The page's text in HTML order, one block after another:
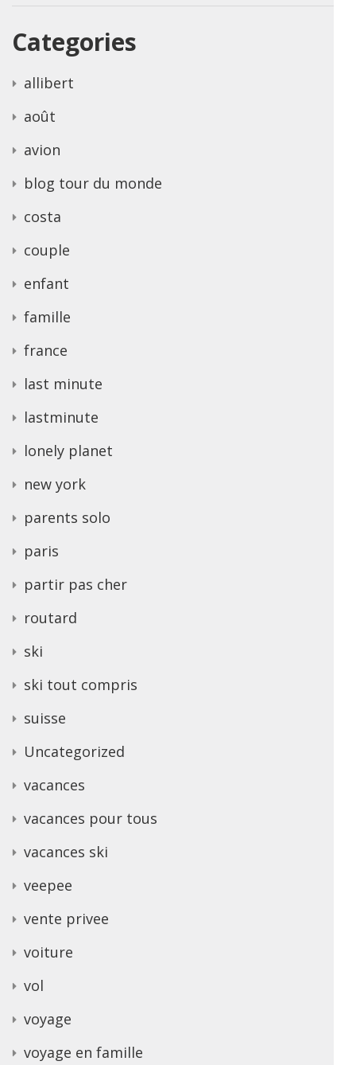
Categories
allibert
août
avion
blog tour du monde
costa
couple
enfant
famille
france
last minute
lastminute
lonely planet
new york
parents solo
paris
partir pas cher
routard
ski
ski tout compris
suisse
Uncategorized
vacances
vacances pour tous
vacances ski
veepee
vente privee
voiture
vol
voyage
voyage en famille